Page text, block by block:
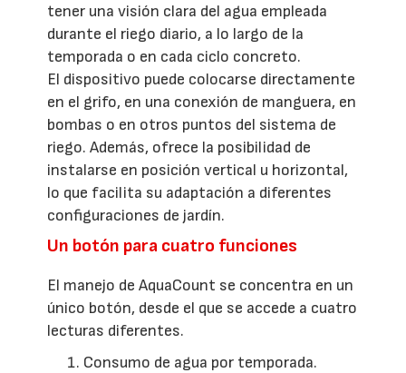
tener una visión clara del agua empleada
durante el riego diario, a lo largo de la
temporada o en cada ciclo concreto.
El dispositivo puede colocarse directamente
en el grifo, en una conexión de manguera, en
bombas o en otros puntos del sistema de
riego. Además, ofrece la posibilidad de
instalarse en posición vertical u horizontal,
lo que facilita su adaptación a diferentes
configuraciones de jardín.
Un botón para cuatro funciones
El manejo de AquaCount se concentra en un
único botón, desde el que se accede a cuatro
lecturas diferentes.
Consumo de agua por temporada.